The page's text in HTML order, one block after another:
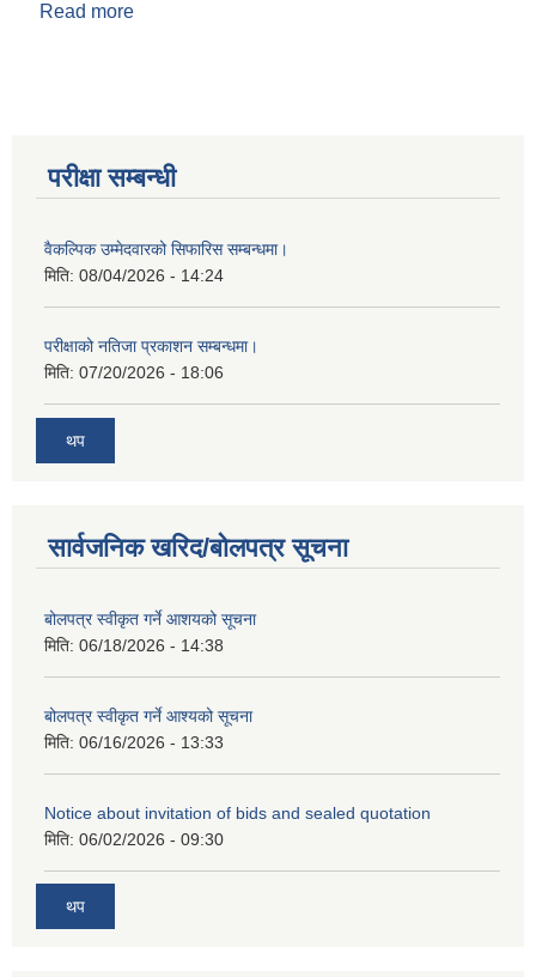
Read more
परीक्षा सम्बन्धी
वैकल्पिक उम्मेदवारको सिफारिस सम्बन्धमा।
मिति: 08/04/2026 - 14:24
परीक्षाको नतिजा प्रकाशन सम्बन्धमा।
मिति: 07/20/2026 - 18:06
थप
सार्वजनिक खरिद/बोलपत्र सूचना
बोलपत्र स्वीकृत गर्ने आशयको सूचना
मिति: 06/18/2026 - 14:38
बोलपत्र स्वीकृत गर्ने आश्यको सूचना
मिति: 06/16/2026 - 13:33
Notice about invitation of bids and sealed quotation
मिति: 06/02/2026 - 09:30
थप